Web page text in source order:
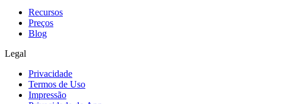
Recursos
Preços
Blog
Legal
Privacidade
Termos de Uso
Impressão